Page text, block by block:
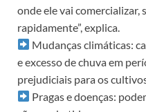
onde ele vai comercializar,
rapidamente”, explica.
Mudanças climáticas:
e excesso de chuva em
prejudiciais para os
Pragas e doenças: